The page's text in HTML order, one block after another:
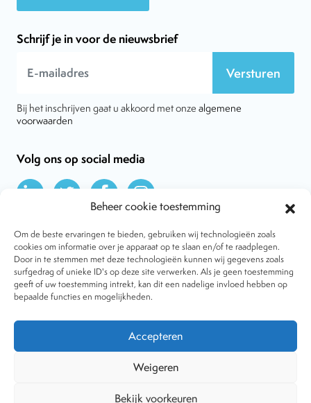
Beheer cookie toestemming
Om de beste ervaringen te bieden, gebruiken wij technologieën zoals
cookies om informatie over je apparaat op te slaan en/of te raadplegen.
Door in te stemmen met deze technologieën kunnen wij gegevens zoals
surfgedrag of unieke ID's op deze site verwerken. Als je geen toestemming
geeft of uw toestemming intrekt, kan dit een nadelige invloed hebben op
bepaalde functies en mogelijkheden.
Accepteren
Weigeren
Bekijk voorkeuren
Schrijf je in voor de nieuwsbrief
Versturen
Bij het inschrijven gaat u akkoord met onze algemene
voorwaarden
Volg ons op social media
Over VtdK
Contact
Nieuws
Behandelwijzen
Dossiers
Tijdschrift